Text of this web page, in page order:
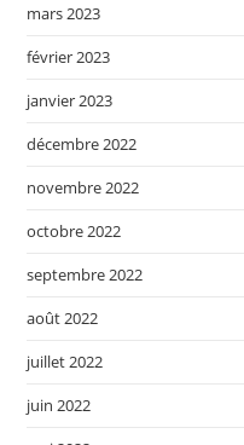
mars 2023
février 2023
janvier 2023
décembre 2022
novembre 2022
octobre 2022
septembre 2022
août 2022
juillet 2022
juin 2022